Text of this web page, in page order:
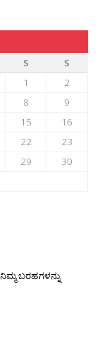
S
S
1
2
8
9
15
16
22
23
29
30
ಬರಹಗಳನ್ನು